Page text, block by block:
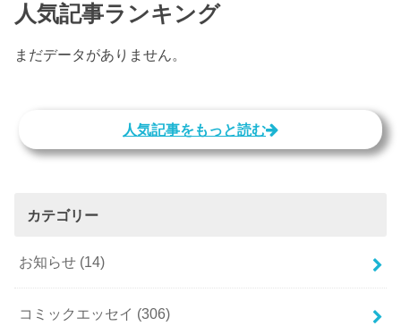
人気記事ランキング
まだデータがありません。
人気記事をもっと読む
カテゴリー
お知らせ (14)
コミックエッセイ (306)